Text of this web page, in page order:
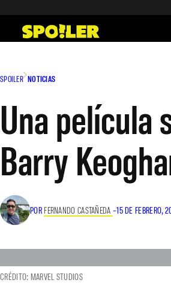
contenido
SPOILER NOTICIAS
Una película
Barry
POR FERNANDO CASTAÑEDA –15 DE FEBRERO,
CRÉDITO: MARVEL STUDIOS